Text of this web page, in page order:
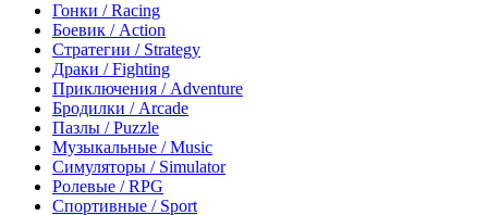
Гонки / Racing
Боевик / Action
Стратегии / Strategy
Драки / Fighting
Приключения / Adventure
Бродилки / Arcade
Пазлы / Puzzle
Музыкальные / Music
Симуляторы / Simulator
Ролевые / RPG
Спортивные / Sport